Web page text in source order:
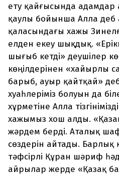
ету қайғысында адамдар
қаулы бойынша Алла деб
қаласындағы хажы
елден екеу шықдық.
шығыб кетді» деушілер
көңілдерінен «хайырлы
барыб, ауыр қайтқай»
хуаһлеріміз болуын да
хұрметіне Алла
хажымыз хош алды.
жәрдем берді. Аталық
сөздерін айтады. Барлық
тәфсірлі Құран шәриф
айрылар жерде «Қазақ